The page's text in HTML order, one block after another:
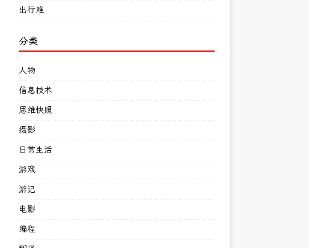
出行难
分类
人物
信息技术
思维快照
摄影
日常生活
游戏
游记
电影
编程